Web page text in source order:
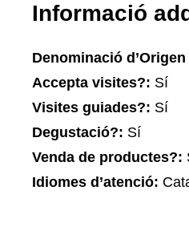
Informació
Denominació d’Origen
Accepta visites?: Sí
Visites guiades?: Sí
Degustació?: Sí
Venda de productes?:
Idiomes d’atenció: